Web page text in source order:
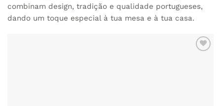
combinam design, tradição e qualidade portugueses,
dando um toque especial à tua mesa e à tua casa.